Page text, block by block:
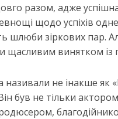
разом, адже
щодо успіхів
шлюби зіркових пар.
щасливим винятком із
не інакше як
був не тільки